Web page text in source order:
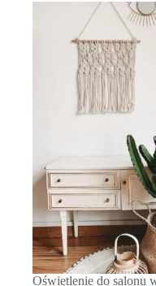
Oświetlenie do salonu